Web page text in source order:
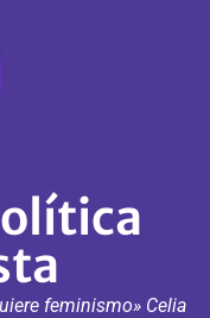
feminismo» Celia